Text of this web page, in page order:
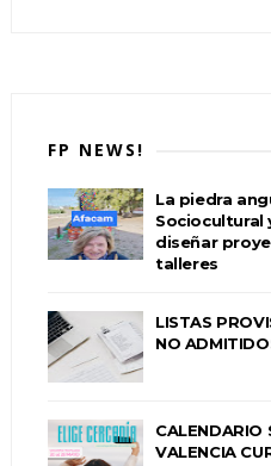
FP NEWS!
La piedra
Sociocultural
diseñar
talleres
LISTAS
NO
CALENDARIO
VALENCIA